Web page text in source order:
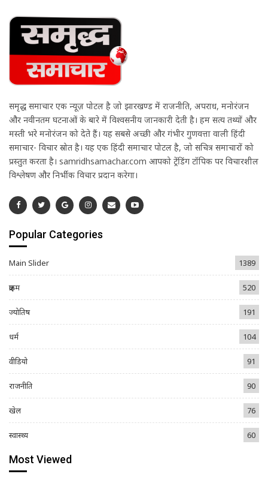
समृद्ध समाचार एक न्यूज़ पोर्टल है जो झारखण्ड में राजनीति, अपराध, मनोरंजन
और नवीनतम घटनाओं के बारे में विश्वसनीय जानकारी देती है। हम सत्य तथ्यों और
मस्ती भरे मनोरंजन को देते हैं। यह सबसे अच्छी और गंभीर गुणवत्ता वाली हिंदी
समाचार- विचार स्रोत है। यह एक हिंदी समाचार पोर्टल है, जो सचित्र समाचारों को
प्रस्तुत करता है। samridhsamachar.com आपको ट्रेंडिंग टॉपिक पर विचारशील
विश्लेषण और निर्भीक विचार प्रदान करेगा।
Popular Categories
Main Slider 1389
क्राइम 520
ज्योतिष 191
धर्म 104
वीडियो 91
राजनीति 90
खेल 76
स्वास्थ्य 60
Most Viewed